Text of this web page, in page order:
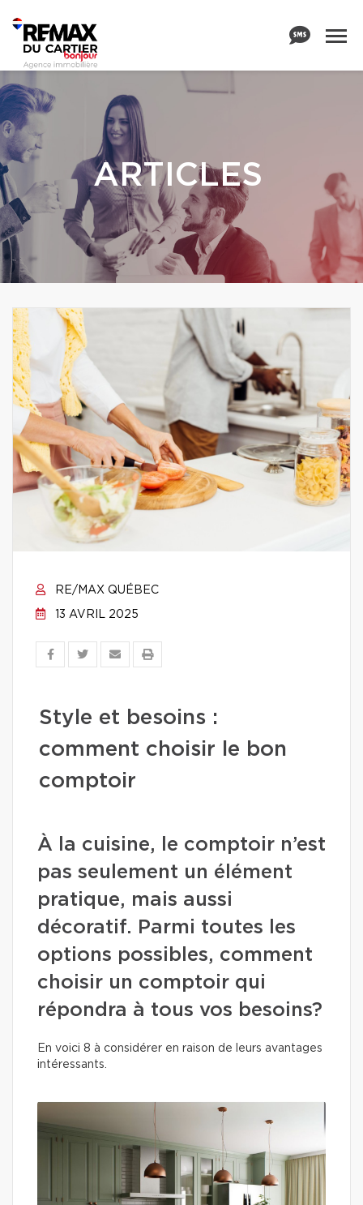
ARTICLES
RE/MAX QUÉBEC
13 AVRIL 2025
Style et besoins :
comment choisir le bon
comptoir
À la cuisine, le comptoir n’est
pas seulement un élément
pratique, mais aussi
décoratif. Parmi toutes les
options possibles, comment
choisir un comptoir qui
répondra à tous vos besoins?
En voici 8 à considérer en raison de leurs avantages
intéressants.